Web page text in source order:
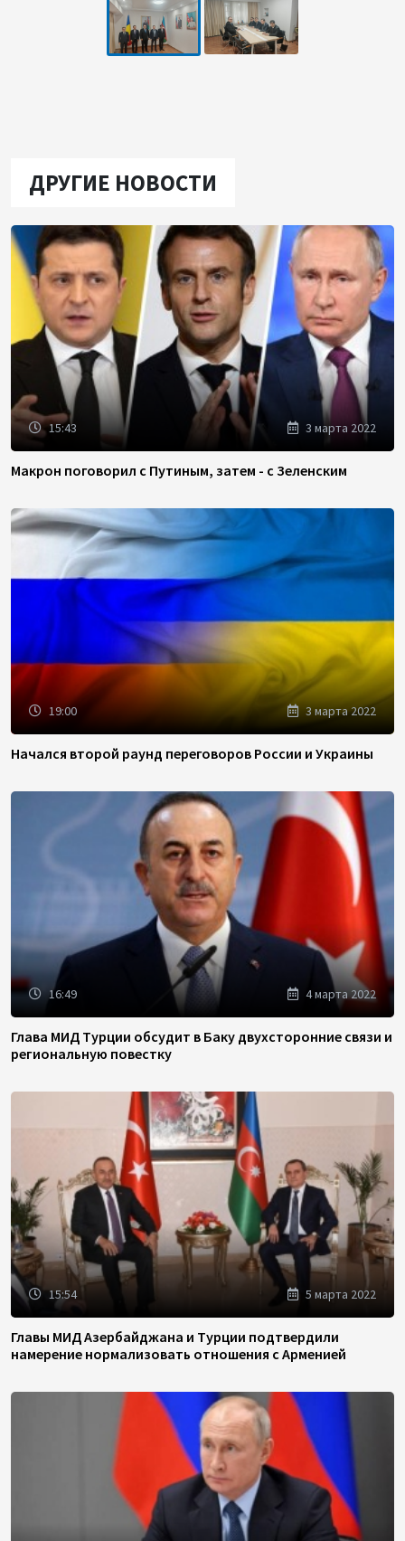
ДРУГИЕ НОВОСТИ
15:43 3 марта 2022
Макрон поговорил с Путиным, затем - с Зеленским
19:00 3 марта 2022
Начался второй раунд переговоров России и Украины
16:49 4 марта 2022
Глава МИД Турции обсудит в Баку двухсторонние связи и
региональную повестку
15:54 5 марта 2022
Главы МИД Азербайджана и Турции подтвердили
намерение нормализовать отношения с Арменией